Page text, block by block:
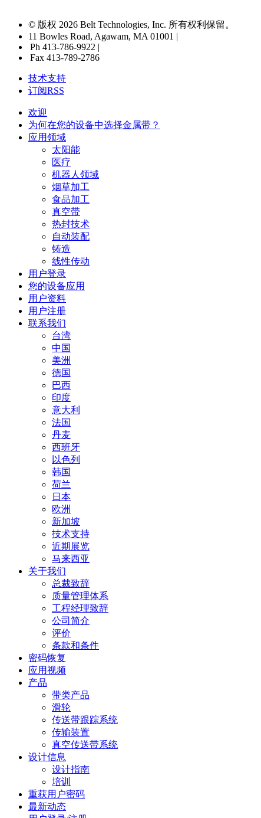
© 版权 2026 Belt Technologies, Inc. 所有权利保留。
11 Bowles Road, Agawam, MA 01001 |
Ph 413-786-9922 |
Fax 413-789-2786
技术支持
订阅RSS
欢迎
为何在您的设备中选择金属带？
应用领域
太阳能
医疗
机器人领域
烟草加工
食品加工
真空带
热封技术
自动装配
铸造
线性传动
用户登录
您的设备应用
用户资料
用户注册
联系我们
台湾
中国
美洲
德国
巴西
印度
意大利
法国
丹麦
西班牙
以色列
韩国
荷兰
日本
欧洲
新加坡
技术支持
近期展览
马来西亚
关于我们
总裁致辞
质量管理体系
工程经理致辞
公司简介
评价
条款和条件
密码恢复
应用视频
产品
带类产品
滑轮
传送带跟踪系统
传输装置
真空传送带系统
设计信息
设计指南
培训
重获用户密码
最新动态